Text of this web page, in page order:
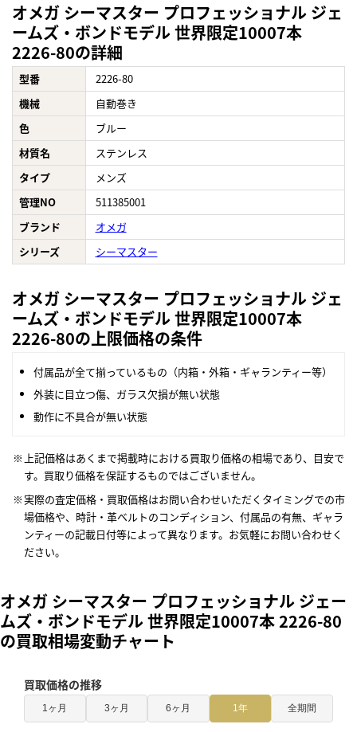
オメガ シーマスター プロフェッショナル ジェ
ームズ・ボンドモデル 世界限定10007本
2226-80の詳細
型番
2226-80
機械
自動巻き
色
ブルー
材質名
ステンレス
タイプ
メンズ
管理NO
511385001
ブランド
オメガ
シリーズ
シーマスター
オメガ シーマスター プロフェッショナル ジェ
ームズ・ボンドモデル 世界限定10007本
2226-80の上限価格の条件
付属品が全て揃っているもの（内箱・外箱・ギャランティー等）
外装に目立つ傷、ガラス欠損が無い状態
動作に不具合が無い状態
上記価格はあくまで掲載時における買取り価格の相場であり、目安で
す。買取り価格を保証するものではございません。
実際の査定価格・買取価格はお問い合わせいただくタイミングでの市
場価格や、時計・革ベルトのコンディション、付属品の有無、ギャラ
ンティーの記載日付等によって異なります。お気軽にお問い合わせく
ださい。
オメガ シーマスター プロフェッショナル ジェー
ムズ・ボンドモデル 世界限定10007本 2226-80
の買取相場変動チャート
買取価格の推移
1ヶ月 3ヶ月 6ヶ月 1年 全期間